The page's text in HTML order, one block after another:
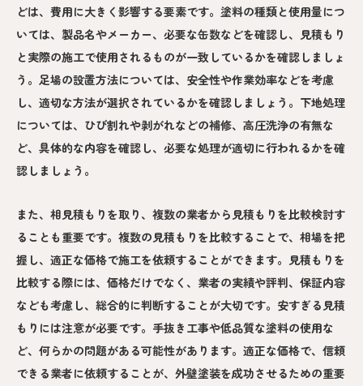
どは、費用に大きく影響する要素です。塗料の種類と使用量につ
いては、製品名やメーカー、必要な缶数などを確認し、見積もり
と実際の施工で使用されるものが一致しているかを確認しましょ
う。足場の設置方法については、安全性や作業効率などを考慮
し、適切な方法が選択されているかを確認しましょう。下地処理
については、ひび割れや剥がれなどの補修、高圧洗浄の有無な
ど、具体的な内容を確認し、必要な処理が適切に行われるかを確
認しましょう。
また、相見積もりを取り、複数の業者から見積もりを比較検討す
ることも重要です。複数の見積もりを比較することで、相場を把
握し、適正な価格で施工を依頼することができます。見積もりを
比較する際には、価格だけでなく、業者の実績や評判、保証内容
なども考慮し、総合的に判断することが大切です。安すぎる見積
もりには注意が必要です。手抜き工事や低品質な塗料の使用な
ど、何らかの問題がある可能性があります。適正な価格で、信頼
できる業者に依頼することが、外壁塗装を成功させるための重要